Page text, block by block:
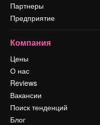
Партнеры
Предприятие
Компания
Цены
О нас
Reviews
Вакансии
Поиск тенденций
Блог